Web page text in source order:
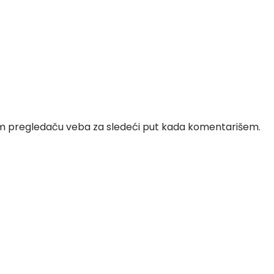
pregledaču veba za sledeći put kada komentarišem.